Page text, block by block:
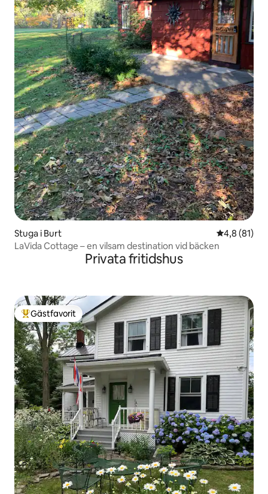
Stuga i Burt 4,8 av 5 i
4,8 (81)
LaVida Cottage – en vilsam destination vid bäcken
Privata fritidshus
Populär gästfavorit
Gästfavorit